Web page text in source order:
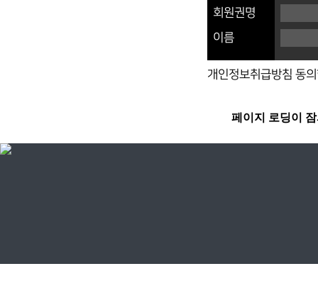
회원권명
이름
개인정보취급방침 동